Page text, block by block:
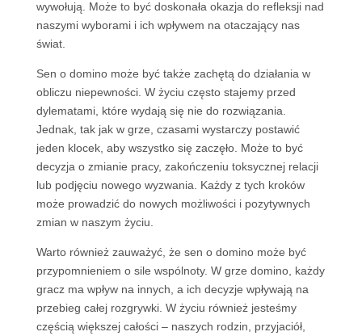
wywołują. Może to być doskonała okazja do refleksji nad
naszymi wyborami i ich wpływem na otaczający nas
świat.
Sen o domino może być także zachętą do działania w
obliczu niepewności. W życiu często stajemy przed
dylematami, które wydają się nie do rozwiązania.
Jednak, tak jak w grze, czasami wystarczy postawić
jeden klocek, aby wszystko się zaczęło. Może to być
decyzja o zmianie pracy, zakończeniu toksycznej relacji
lub podjęciu nowego wyzwania. Każdy z tych kroków
może prowadzić do nowych możliwości i pozytywnych
zmian w naszym życiu.
Warto również zauważyć, że sen o domino może być
przypomnieniem o sile wspólnoty. W grze domino, każdy
gracz ma wpływ na innych, a ich decyzje wpływają na
przebieg całej rozgrywki. W życiu również jesteśmy
częścią większej całości – naszych rodzin, przyjaciół,